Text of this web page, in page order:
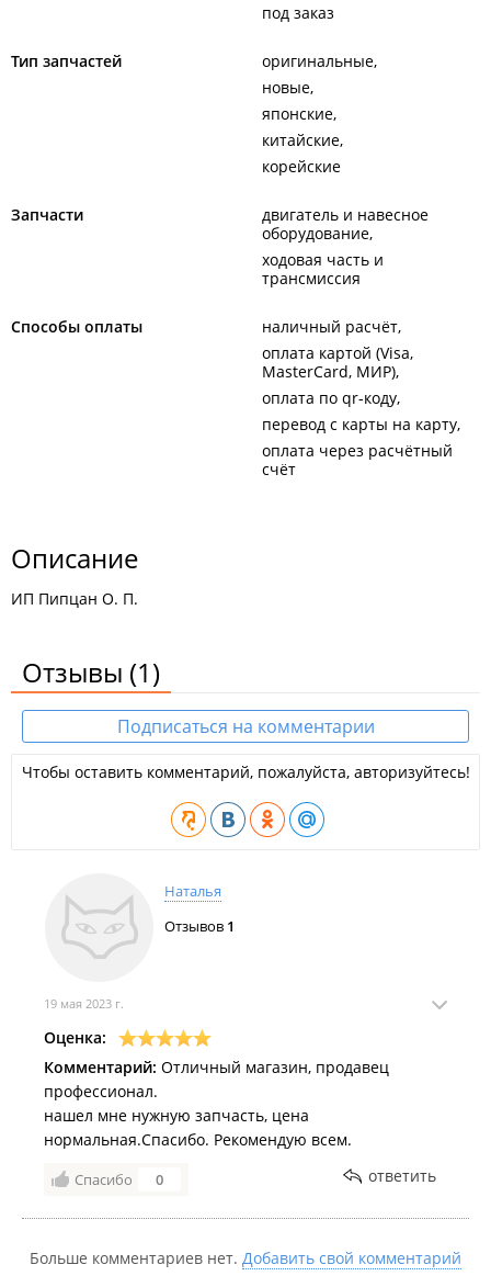
под заказ
Тип запчастей
оригинальные
новые
японские
китайские
корейские
Запчасти
двигатель и навесное
оборудование
ходовая часть и
трансмиссия
Способы оплаты
наличный расчёт
оплата картой (Visa,
MasterCard, МИР)
оплата по qr-коду
перевод с карты на карту
оплата через расчётный
счёт
Описание
ИП Пипцан О. П.
Отзывы (1)
Подписаться на комментарии
Чтобы оставить комментарий, пожалуйста, авторизуйтесь!
Наталья
Отзывов 1
19 мая 2023 г.
Оценка:
Комментарий: Отличный магазин, продавец
профессионал.
нашел мне нужную запчасть, цена
нормальная.Спасибо. Рекомендую всем.
Спасибо 0 ответить
Больше комментариев нет. Добавить свой комментарий